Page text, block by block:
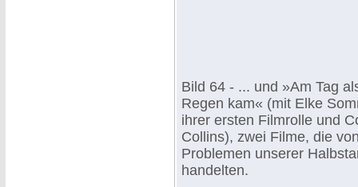
Bild 64 - ... und »Am Tag
Regen kam« (mit Elke
ihrer ersten Filmrolle und
Collins), zwei Filme, die
Problemen unserer
handelten.